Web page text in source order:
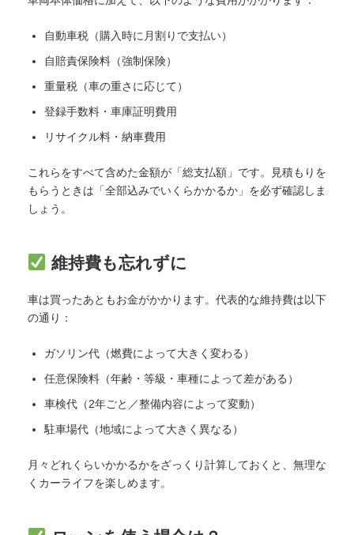
自動車税（購入時に月割りで支払い）
自賠責保険料（強制保険）
重量税（車の重さに応じて）
登録手数料・車庫証明費用
リサイクル料・納車費用
これらをすべて含めた金額が「総支払額」です。見積もりを
もらうときは「全部込みでいくらかかるか」を必ず確認しま
しょう。
維持費も忘れずに
車は買ったあともお金がかかります。代表的な維持費は以下
の通り：
ガソリン代（燃費によって大きく変わる）
任意保険料（年齢・等級・車種によって差がある）
車検代（2年ごと／整備内容によって変動）
駐車場代（地域によって大きく異なる）
月々どれくらいかかるかをざっくり計算しておくと、無理な
くカーライフを楽しめます。